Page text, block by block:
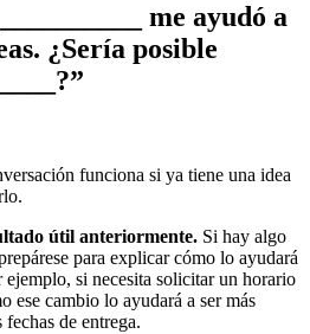
me ayudó a
¿Sería posible
funciona si ya tiene una idea
útil anteriormente. Si hay algo
para explicar cómo lo ayudará
ejemplo, si necesita solicitar un horario
ese cambio lo ayudará a ser más
de entrega.